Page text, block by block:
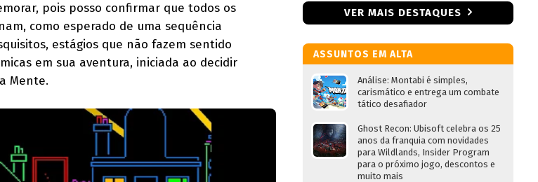
pois posso confirmar que todos os
como esperado de uma sequência
estágios que não fazem sentido
em sua aventura, iniciada ao decidir
Mente.
VER MAIS DESTAQUES
ASSUNTOS EM ALTA
Análise: Montabi é simples,
carismático e entrega um combate
tático desafiador
Ghost Recon: Ubisoft celebra os 25
anos da franquia com novidades
para Wildlands, Insider Program
para o próximo jogo, descontos e
muito mais